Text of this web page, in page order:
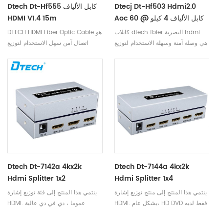
Dtech Dt-Hf555 كابل الألياف
HDMI V1.4 15m
DTECH HDMI Fiber Optic Cable هو
اتصال آمن سهل الاستخدام لتوزيع
التقديمية في قاعة المؤتمرات وأنظمة
رقمية وشاشات الفيديو عالية الدقة.
الترددي اللازمين لأعلى جودة للصورة
دون الحاجة إلى ex عشرة دير ،
balun أو مكبرات الصوت.
Dtecj Dt-Hf503 Hdmi2.0
Aoc كابل الألياف 4 كيلو @ 60
هرتز
كابلات dtech fbier البصرية hdmi
هي وصلة آمنة وسهلة الاستخدام لتوزيع
Dtech Dt-7142a 4kx2k
Hdmi Splitter 1x2
ينتمي هذا المنتج إلى فئة توزيع إشارة
HDMI. عموما ، دي في دي عالية
Dtech Dt-7144a 4kx2k
Hdmi Splitter 1x4
ينتمي هذا المنتج إلى منتج توزيع إشارة
HDMI. بشكل عام، HD DVD فقط لديه